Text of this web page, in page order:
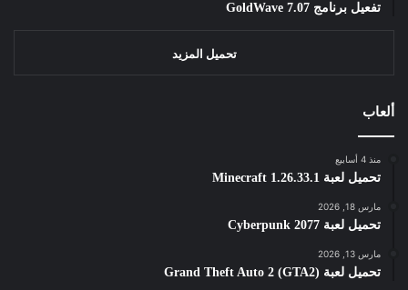
تفعيل برنامج GoldWave 7.07
تحميل المزيد
ألعاب
منذ 4 أسابيع
تحميل لعبة Minecraft 1.26.33.1
مارس 18, 2026
تحميل لعبة Cyberpunk 2077
مارس 13, 2026
تحميل لعبة Grand Theft Auto 2 (GTA2)